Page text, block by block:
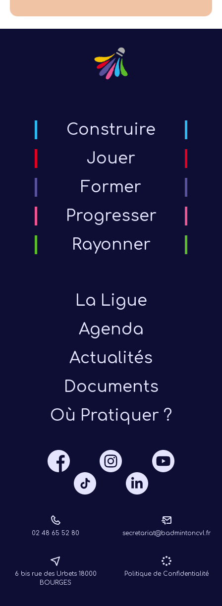
Construire
Jouer
Former
Progresser
Rayonner
La Ligue
Agenda
Actualités
Documents
Où Pratiquer ?
02 48 65 52 80 secretariat@badmintoncvl.fr
6 bis rue des Urbets 18000
BOURGES
Politique de Confidentialité